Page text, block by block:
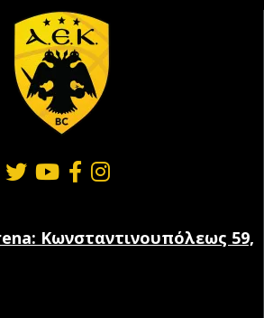
Κωνσταντινουπόλεως 59,